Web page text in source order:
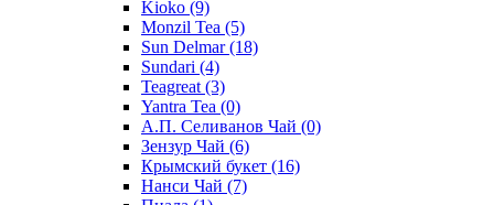
Kioko (9)
Monzil Tea (5)
Sun Delmar(18)
Sundari (4)
Teagreat (3)
Yantra Tea (0)
А.П. Селиванов Чай (0)
Зензур Чай (6)
Крымский букет (16)
Нанси Чай (7)